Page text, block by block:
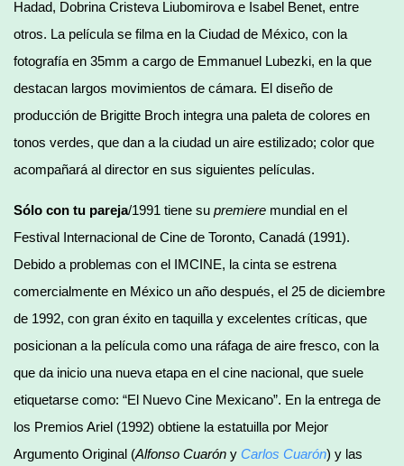
Hadad, Dobrina Cristeva Liubomirova e Isabel Benet, entre
otros. La película se filma en la Ciudad de México, con la
fotografía en 35mm a cargo de Emmanuel Lubezki, en la que
destacan largos movimientos de cámara. El diseño de
producción de Brigitte Broch integra una paleta de colores en
tonos verdes, que dan a la ciudad un aire estilizado; color que
acompañará al director en sus siguientes películas.
Sólo con tu pareja/1991 tiene su premiere mundial en el
Festival Internacional de Cine de Toronto, Canadá (1991).
Debido a problemas con el IMCINE, la cinta se estrena
comercialmente en México un año después, el 25 de diciembre
de 1992, con gran éxito en taquilla y excelentes críticas, que
posicionan a la película como una ráfaga de aire fresco, con la
que da inicio una nueva etapa en el cine nacional, que suele
etiquetarse como: “El Nuevo Cine Mexicano”. En la entrega de
los Premios Ariel (1992) obtiene la estatuilla por Mejor
Argumento Original (Alfonso Cuarón y Carlos Cuarón) y las